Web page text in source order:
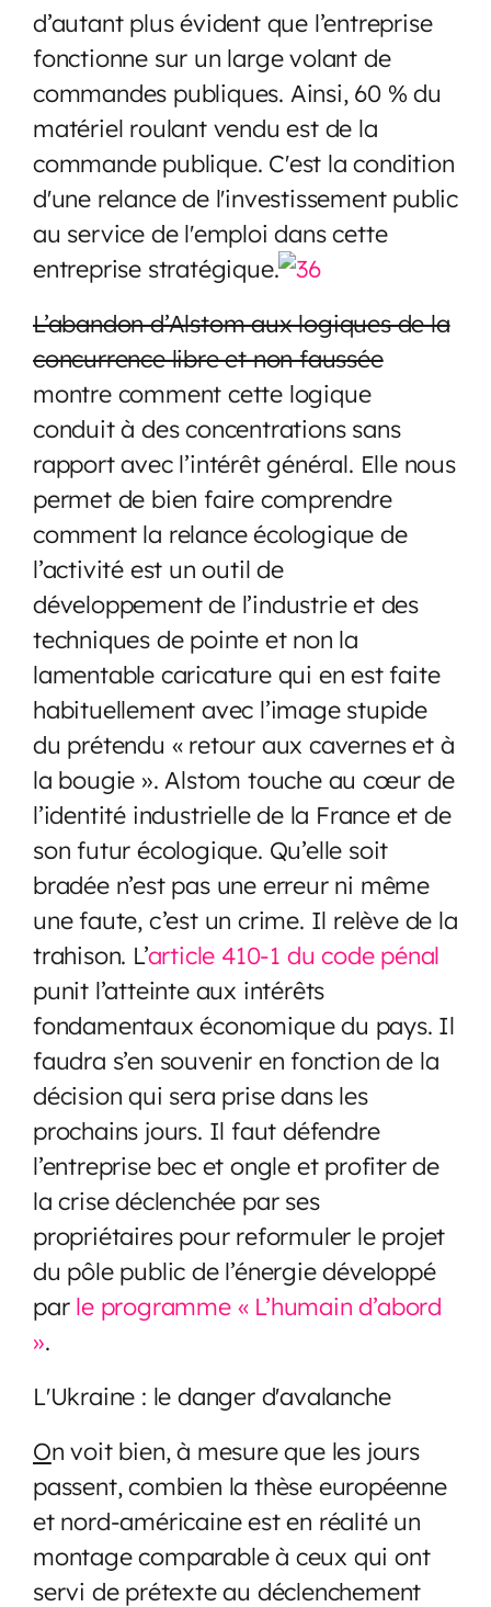
d’autant plus évident que l’entreprise
fonctionne sur un large volant de
commandes publiques. Ainsi, 60 % du
matériel roulant vendu est de la
commande publique. C'est la condition
d'une relance de l'investissement public
au service de l'emploi dans cette
entreprise stratégique.
L’abandon d’Alstom aux logiques de la
concurrence libre et non faussée
montre comment cette logique
conduit à des concentrations sans
rapport avec l’intérêt général. Elle nous
permet de bien faire comprendre
comment la relance écologique de
l’activité est un outil de
développement de l’industrie et des
techniques de pointe et non la
lamentable caricature qui en est faite
habituellement avec l’image stupide
du prétendu « retour aux cavernes et à
la bougie ». Alstom touche au cœur de
l’identité industrielle de la France et de
son futur écologique. Qu’elle soit
bradée n’est pas une erreur ni même
une faute, c’est un crime. Il relève de la
trahison. L’article 410-1 du code pénal
punit l’atteinte aux intérêts
fondamentaux économique du pays. Il
faudra s’en souvenir en fonction de la
décision qui sera prise dans les
prochains jours. Il faut défendre
l’entreprise bec et ongle et profiter de
la crise déclenchée par ses
propriétaires pour reformuler le projet
du pôle public de l’énergie développé
par le programme « L’humain d’abord
».
L'Ukraine : le danger d'avalanche
On voit bien, à mesure que les jours
passent, combien la thèse européenne
et nord-américaine est en réalité un
montage comparable à ceux qui ont
servi de prétexte au déclenchement